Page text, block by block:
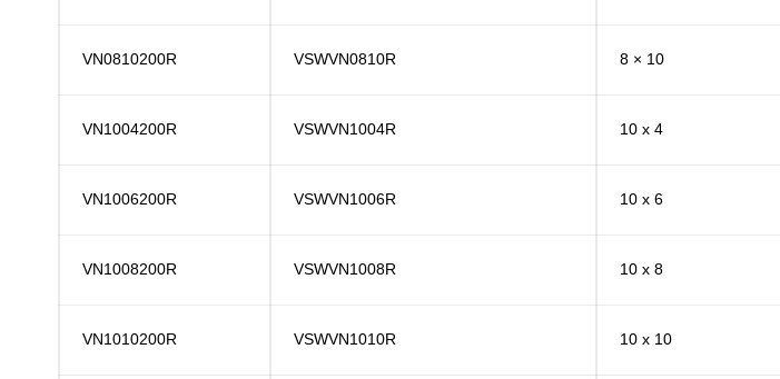
VN0810200R VSWVN0810R 8 × 10
VN1004200R VSWVN1004R 10 x 4
VN1006200R VSWVN1006R 10 x 6
VN1008200R VSWVN1008R 10 x 8
VN1010200R VSWVN1010R 10 x 10